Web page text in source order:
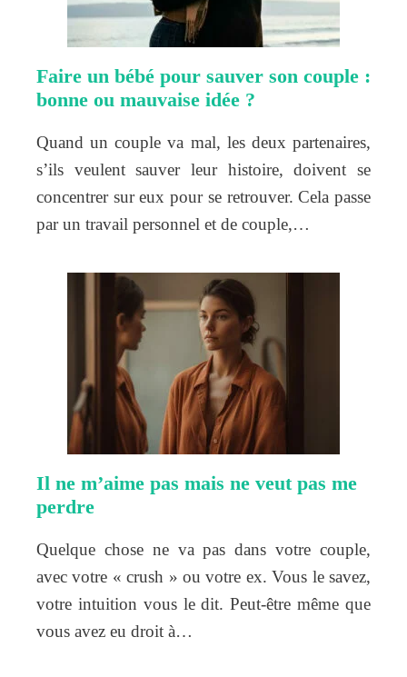
Faire un bébé pour sauver son couple :
bonne ou mauvaise idée ?
Quand un couple va mal, les deux partenaires,
s’ils veulent sauver leur histoire, doivent se
concentrer sur eux pour se retrouver. Cela passe
par un travail personnel et de couple,…
Il ne m’aime pas mais ne veut pas me
perdre
Quelque chose ne va pas dans votre couple,
avec votre « crush » ou votre ex. Vous le savez,
votre intuition vous le dit. Peut-être même que
vous avez eu droit à…